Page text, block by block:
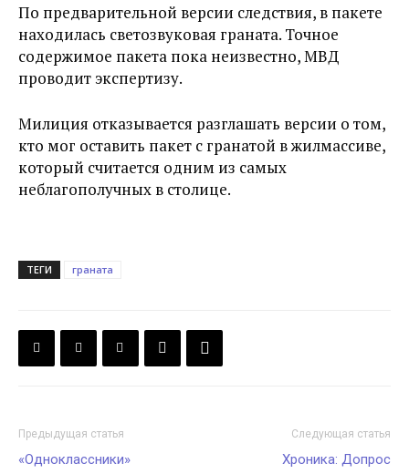
По предварительной версии следствия, в пакете
находилась светозвуковая граната. Точное
содержимое пакета пока неизвестно, МВД
проводит экспертизу.
Милиция отказывается разглашать версии о том,
кто мог оставить пакет с гранатой в жилмассиве,
который считается одним из самых
неблагополучных в столице.
ТЕГИ граната
Предыдущая статья
«Одноклассники»
Следующая статья
Хроника: Допрос